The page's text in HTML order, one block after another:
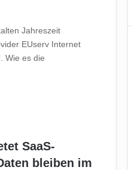
Jahreszeit
EUserv Internet
Wie es die
SaaS-
bleiben im